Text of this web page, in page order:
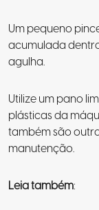
Um pequeno
acumulada
agulha.
Utilize um pano
plásticas da
também são
manutenção.
Leia também: